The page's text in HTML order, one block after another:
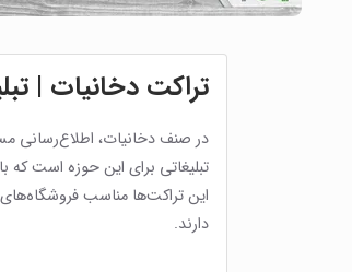
تراکت دخانیات |
در صنف دخانیات، اطلاع‌رسانی
تبلیغاتی برای این حوزه است که
این تراکت‌ها مناسب فروشگاه‌های
دارند.